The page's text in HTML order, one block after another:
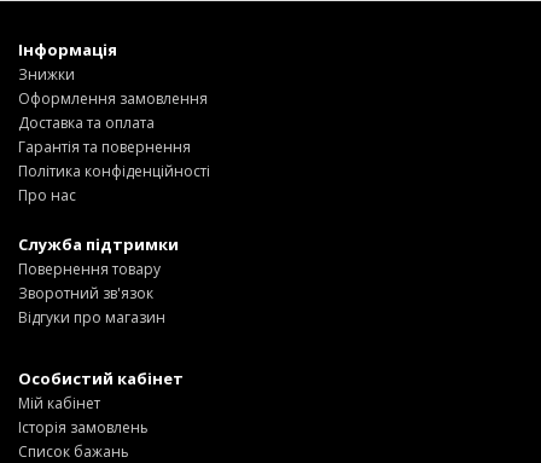
Збір коштів на потреби Окремого Загону
Спеціального Призначення «АЗОВ», а також сім’ям
бійців загиблих.
Fundraising campaign for the Azov Special Forces
Regiment Special Forces Regiment, and families of the
soldiers.
Інформація
Знижки
Оформлення замовлення
Доставка та оплата
Гарантія та повернення
Політика конфіденційності
Про нас
Служба підтримки
Повернення товару
Зворотний зв'язок
Відгуки про магазин
Особистий кабінет
Мій кабінет
Історія замовлень
Список бажань